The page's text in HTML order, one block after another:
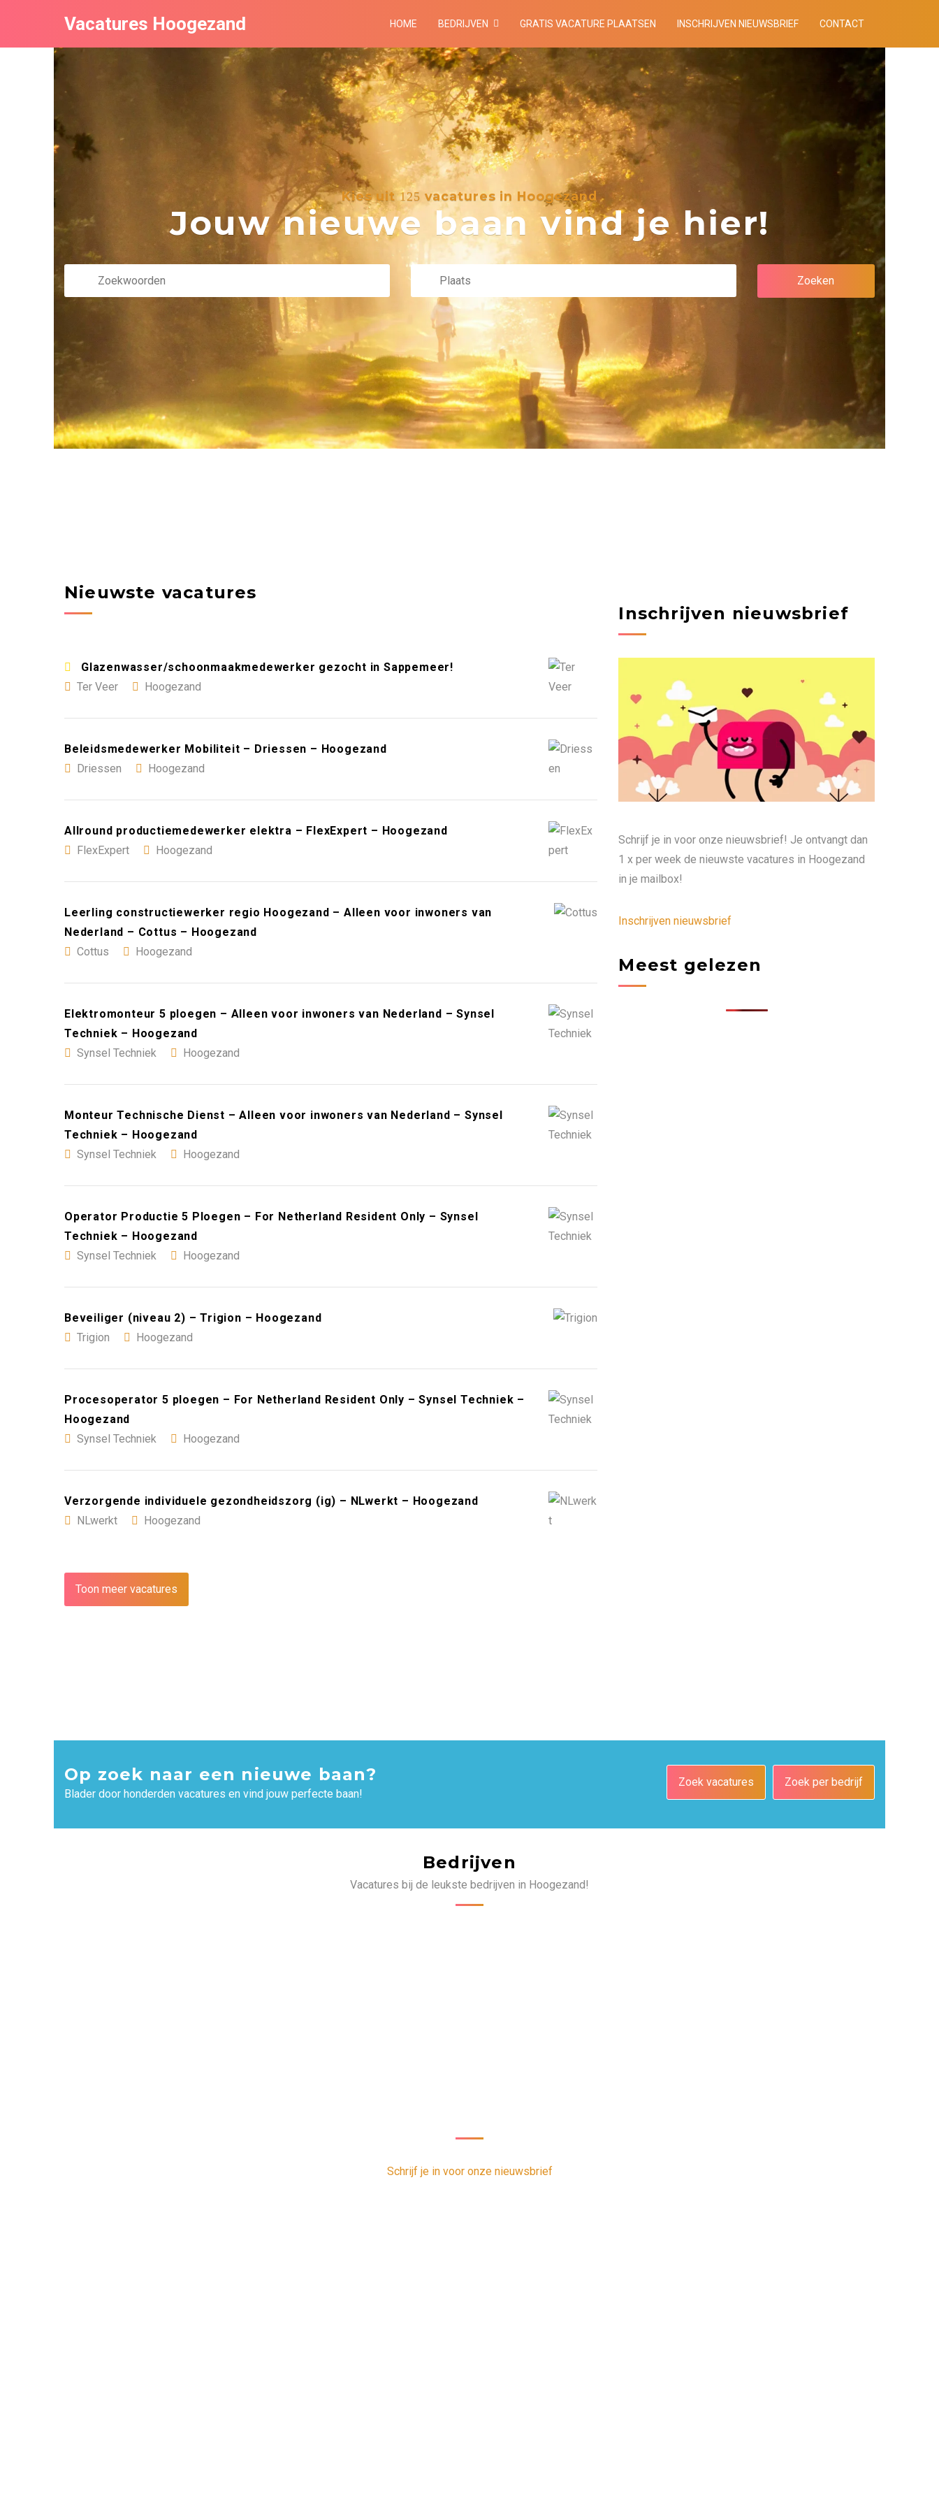
Vacatures Hoogezand HOME BEDRIJVEN GRATIS VACATURE PLAATSEN INSCHRIJVEN NIEUWSBRIEF CONTACT
Kies uit125 vacatures in Hoogezand
Jouw nieuwe baan vind je hier!
Nieuwste vacatures
Glazenwasser/schoonmaakmedewerker gezocht in Sappemeer!
Ter Veer
Hoogezand
Beleidsmedewerker Mobiliteit – Driessen – Hoogezand
Driessen
Hoogezand
Allround productiemedewerker elektra – FlexExpert – Hoogezand
FlexExpert
Hoogezand
Leerling constructiewerker regio Hoogezand – Alleen voor inwoners van
Nederland – Cottus – Hoogezand
Cottus
Hoogezand
Elektromonteur 5 ploegen – Alleen voor inwoners van Nederland – Synsel
Techniek – Hoogezand
Synsel Techniek
Hoogezand
Monteur Technische Dienst – Alleen voor inwoners van Nederland – Synsel
Techniek – Hoogezand
Synsel Techniek
Hoogezand
Operator Productie 5 Ploegen – For Netherland Resident Only – Synsel
Techniek – Hoogezand
Synsel Techniek
Hoogezand
Beveiliger (niveau 2) – Trigion – Hoogezand
Trigion
Hoogezand
Procesoperator 5 ploegen – For Netherland Resident Only – Synsel Techniek –
Hoogezand
Synsel Techniek
Hoogezand
Verzorgende individuele gezondheidszorg (ig) – NLwerkt – Hoogezand
NLwerkt
Hoogezand
Toon meer vacatures
Inschrijven nieuwsbrief
Schrijf je in voor onze nieuwsbrief! Je ontvangt dan
1 x per week de nieuwste vacatures in Hoogezand
in je mailbox!
Inschrijven nieuwsbrief
Meest gelezen
Op zoek naar een nieuwe baan?
Blader door honderden vacatures en vind jouw perfecte baan!
Zoek vacatures Zoek per bedrijf
Bedrijven
Vacatures bij de leukste bedrijven in Hoogezand!
Schrijf je in voor onze nieuwsbrief